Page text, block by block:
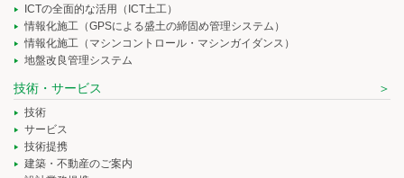
ICTの全面的な活用（ICT土工）
情報化施工（GPSによる盛土の締固め管理システム）
情報化施工（マシンコントロール・マシンガイダンス）
地盤改良管理システム
技術・サービス
技術
サービス
技術提携
建築・不動産のご案内